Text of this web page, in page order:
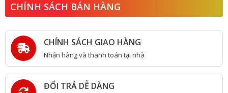
CHÍNH SÁCH BÁN HÀNG
CHÍNH SÁCH GIAO HÀNG
Nhận hàng và thanh toán tại nhà
ĐỔI TRẢ DỄ DÀNG